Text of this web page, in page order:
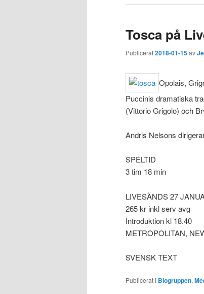
Tosca på
Publicerat2018-01-15av
Opolais,
Puccinis dramatiska
(Vittorio Grigolo) och
Andris Nelsons
SPELTID
3 tim 18 min
LIVESÄNDS 27
265 kr inkl serv avg
Introduktion kl 18.40
METROPOLITAN,
SVENSK TEXT
Publicerat i Biogruppen,